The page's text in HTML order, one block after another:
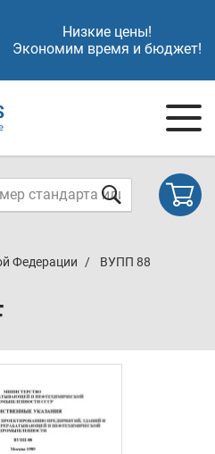
Низкие цены!
Экономим время и бюджет!
Федерации
ВУПП 88